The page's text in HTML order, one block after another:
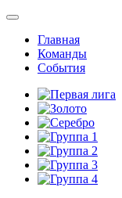
Главная
Команды
События